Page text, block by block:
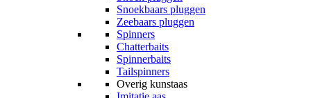
Snoekbaars pluggen
Zeebaars pluggen
Spinners
Chatterbaits
Spinnerbaits
Tailspinners
Overig kunstaas